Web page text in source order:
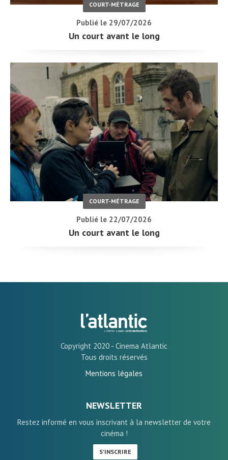
COURT-MÉTRAGE
Publié le 29/07/2026
Un court avant le long
COURT-MÉTRAGE
Publié le 22/07/2026
Un court avant le long
Copyright 2020 - Cinema Atlantic
Tous droits réservés
Mentions légales
NEWSLETTER
Restez informé en vous inscrivant à la newsletter de votre
cinéma !
S'INSCRIRE